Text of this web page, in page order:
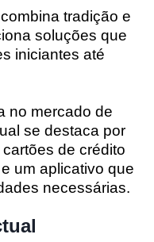
tradição e
soluções que
iniciantes até
no mercado de
se destaca por
de crédito
um aplicativo que
necessárias.